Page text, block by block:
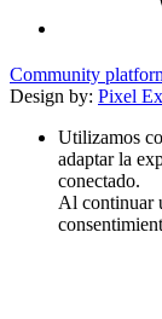
Community
Design by: Pixel
Utilizamos
adaptar la
conectado.
Al continuar